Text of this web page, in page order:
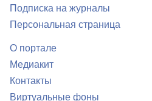
Подписка на журналы
Персональная страница
О портале
Медиакит
Контакты
Виртуальные фоны